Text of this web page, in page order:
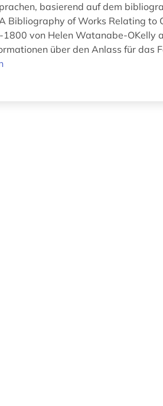
basierend auf dem
Bibliography of Works Relating to
1800 von Helen Watanabe-OKelly
über den Anlass für das